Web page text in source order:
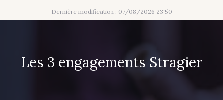
Dernière modification : 07/08/2026 23:50
Les 3 engagements Stragier